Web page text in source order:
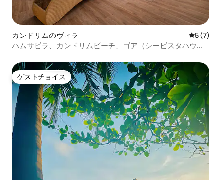
カンドリムのヴィラ レビュー
5 (7)
ハムサビラ、カンドリムビーチ、ゴア（シービスタハウ
ゲストチョイス
ゲストチョイス